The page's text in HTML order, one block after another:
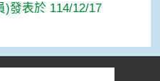
)發表於 114/12/17